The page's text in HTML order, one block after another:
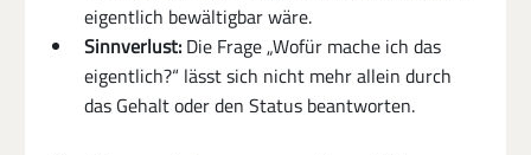
eigentlich bewältigbar wäre.
Sinnverlust: Die Frage „Wofür mache ich das
eigentlich?“ lässt sich nicht mehr allein durch
das Gehalt oder den Status beantworten.